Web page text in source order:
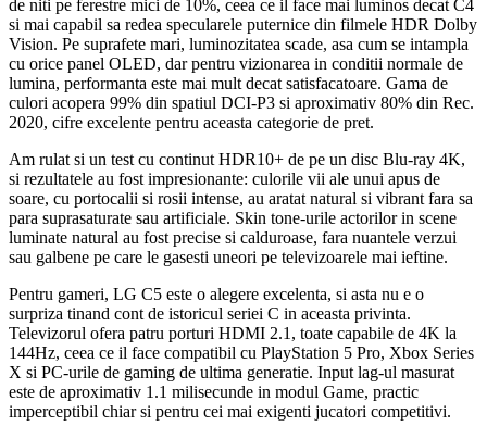
de niti pe ferestre mici de 10%, ceea ce il face mai luminos decat C4
si mai capabil sa redea specularele puternice din filmele HDR Dolby
Vision. Pe suprafete mari, luminozitatea scade, asa cum se intampla
cu orice panel OLED, dar pentru vizionarea in conditii normale de
lumina, performanta este mai mult decat satisfacatoare. Gama de
culori acopera 99% din spatiul DCI-P3 si aproximativ 80% din Rec.
2020, cifre excelente pentru aceasta categorie de pret.
Am rulat si un test cu continut HDR10+ de pe un disc Blu-ray 4K,
si rezultatele au fost impresionante: culorile vii ale unui apus de
soare, cu portocalii si rosii intense, au aratat natural si vibrant fara sa
para suprasaturate sau artificiale. Skin tone-urile actorilor in scene
luminate natural au fost precise si calduroase, fara nuantele verzui
sau galbene pe care le gasesti uneori pe televizoarele mai ieftine.
Pentru gameri, LG C5 este o alegere excelenta, si asta nu e o
surpriza tinand cont de istoricul seriei C in aceasta privinta.
Televizorul ofera patru porturi HDMI 2.1, toate capabile de 4K la
144Hz, ceea ce il face compatibil cu PlayStation 5 Pro, Xbox Series
X si PC-urile de gaming de ultima generatie. Input lag-ul masurat
este de aproximativ 1.1 milisecunde in modul Game, practic
imperceptibil chiar si pentru cei mai exigenti jucatori competitivi.